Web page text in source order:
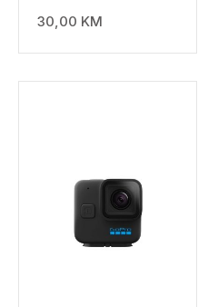
30,00 KM